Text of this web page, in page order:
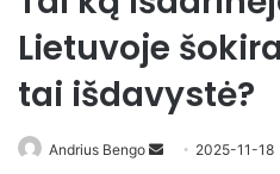
Lietuvoje
tai išdavystė?
Andrius Bengo
Send 2025-11-18